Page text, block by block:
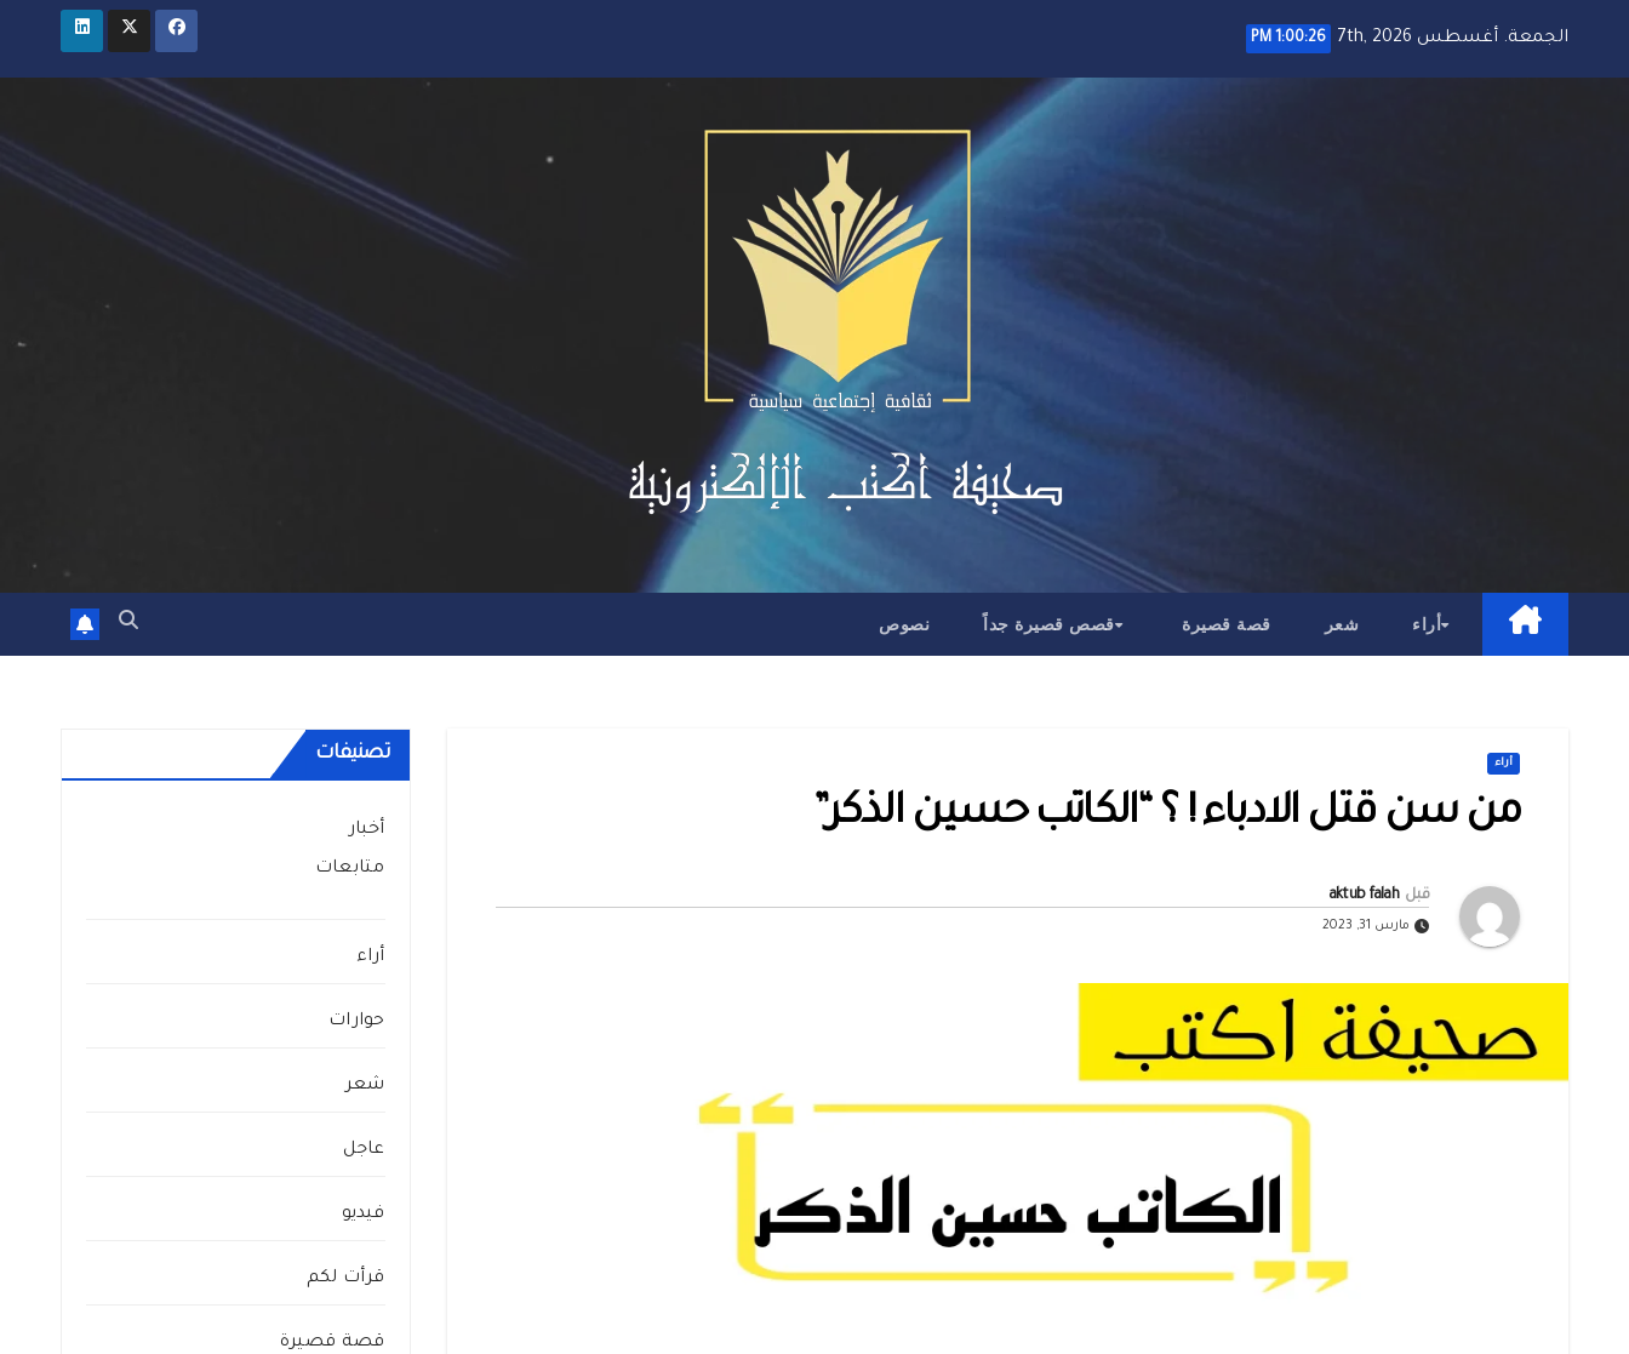
الجمعة. أغسطس 7th, 2026 1:00:27 PM
أراء شعر قصة قصيرة قصص قصيرة جداً نصوص
أراء
من سن قتل الادباء ! ؟ “الكاتب حسين الذكر”
قبل aktub falah
مارس 31, 2023
تصنيفات
أخبار
متابعات
أراء
حوارات
شعر
عاجل
فيديو
قرأت لكم
قصة قصيرة